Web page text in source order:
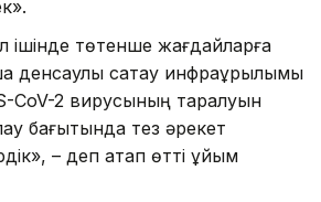
ішінде төтенше жағдайларға
сақтау инфрақұрылымы
CoV-2 вирусының таралуын
бағытында тез әрекет
– деп атап өтті ұйым